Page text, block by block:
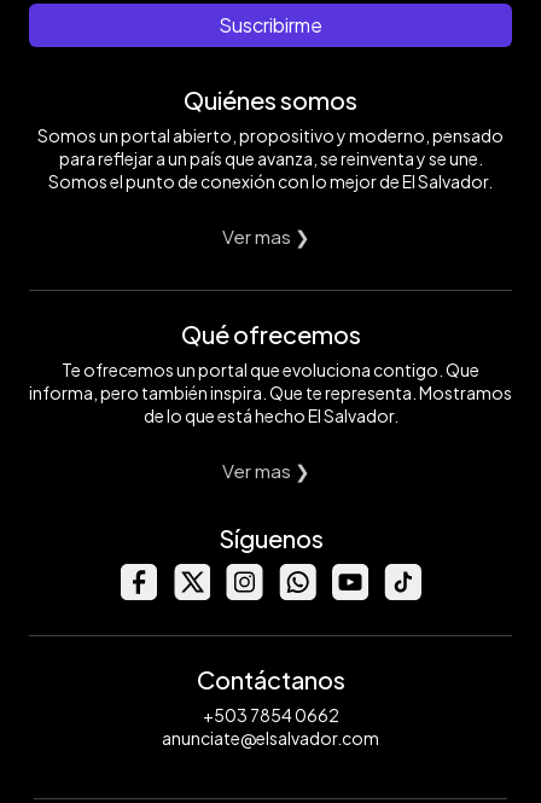
Suscribirme
Quiénes somos
Somos un portal abierto, propositivo y moderno, pensado
para reflejar a un país que avanza, se reinventa y se une.
Somos el punto de conexión con lo mejor de El Salvador.
Ver mas ❯
Qué ofrecemos
Te ofrecemos un portal que evoluciona contigo. Que
informa, pero también inspira. Que te representa. Mostramos
de lo que está hecho El Salvador.
Ver mas ❯
Síguenos
Contáctanos
+503 7854 0662
anunciate@elsalvador.com